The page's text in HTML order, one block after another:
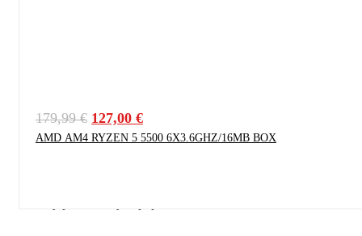
179,99€ O
preço
original
127,00 €O
preço
atual
AMD AM4 RYZEN 5 5500 6X3.6GHZ/16MB BOX